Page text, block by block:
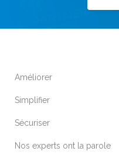
Améliorer
Simplifier
Sécuriser
Nos experts ont la parole